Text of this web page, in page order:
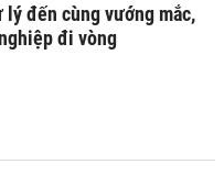
đến cùng vướng mắc,
đi vòng